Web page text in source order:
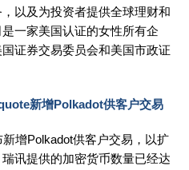
以及为投资者提供全球理财和
一家美国认证的女性所有企
证券交易委员会和美国市政证
新增Polkadot供客户交易
增Polkadot供客户交易，以扩
讯提供的加密货币数量已经达